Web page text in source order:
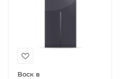
Воск в